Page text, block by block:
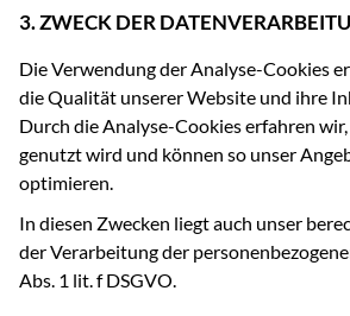
3. ZWECK DER
Die Verwendung der Analyse-Cookies
die Qualität unserer Website und ihre
Durch die Analyse-Cookies erfahren
genutzt wird und können so unser
optimieren.
In diesen Zwecken liegt auch unser
der Verarbeitung der
Abs. 1 lit. f DSGVO.